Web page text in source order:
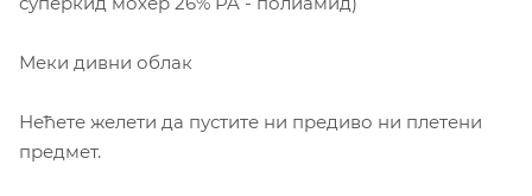
Меки дивни облак
Нећете желети да пустите ни предиво ни плетени
предмет.